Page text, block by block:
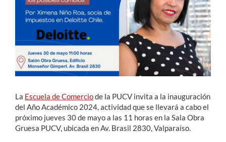
English
La Escuela de Comerciode la PUCV invita a la inauguración
del Año Académico 2024, actividad que se llevará a cabo el
próximo jueves 30 de mayo a las 11 horas en la Sala Obra
Gruesa PUCV, ubicada en Av. Brasil 2830, Valparaíso.